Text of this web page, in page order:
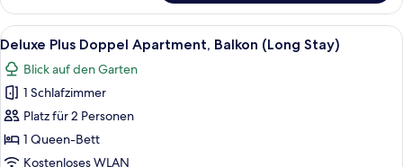
Doppel
Apartment
Alle
Fotos
für
Deluxe
Plus
Doppel
Apartment,
Ein moderner, hell eingerichteter
9
Deluxe Plus Doppel Apartment, Balkon (Long Stay)
Blick auf den Garten
1 Schlafzimmer
Platz für 2 Personen
1 Queen-Bett
Kostenloses WLAN